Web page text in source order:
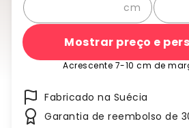
cm
Mostrar preço e
Acrescente 7-10 cm de
Fabricado na Suécia
Garantia de reembolso de